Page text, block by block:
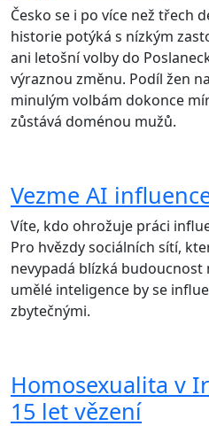
Česko se i po více než třech
historie potýká s nízkým
ani letošní volby do
výraznou změnu. Podíl žen
minulým volbám dokonce
zůstává doménou mužů.
Vezme AI
Víte, kdo ohrožuje práci
Pro hvězdy sociálních sítí,
nevypadá blízká budoucnost
umělé inteligence by se
zbytečnými.
Homosexualita v
15 let vězení